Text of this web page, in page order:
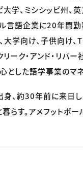
大学、ミシシッピ州、
言語企業に20年間勤
大学向け、子供向け、
リーク・アンド・リ
とした語学事業のマ
身、約30年前に来日し
らす。アメフットボ